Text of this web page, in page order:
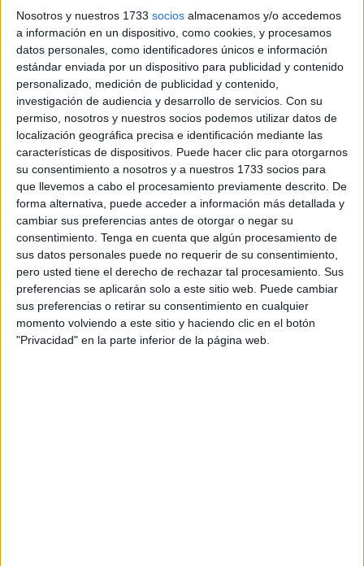
Nosotros y nuestros 1733 socios almacenamos y/o accedemos
a información en un dispositivo, como cookies, y procesamos
datos personales, como identificadores únicos e información
estándar enviada por un dispositivo para publicidad y contenido
personalizado, medición de publicidad y contenido,
investigación de audiencia y desarrollo de servicios. Con su
permiso, nosotros y nuestros socios podemos utilizar datos de
localización geográfica precisa e identificación mediante las
características de dispositivos. Puede hacer clic para otorgarnos
su consentimiento a nosotros y a nuestros 1733 socios para
que llevemos a cabo el procesamiento previamente descrito. De
forma alternativa, puede acceder a información más detallada y
cambiar sus preferencias antes de otorgar o negar su
consentimiento. Tenga en cuenta que algún procesamiento de
sus datos personales puede no requerir de su consentimiento,
pero usted tiene el derecho de rechazar tal procesamiento. Sus
preferencias se aplicarán solo a este sitio web. Puede cambiar
sus preferencias o retirar su consentimiento en cualquier
momento volviendo a este sitio y haciendo clic en el botón
"Privacidad" en la parte inferior de la página web.
de responsabilidad civil solidaria de la Agrupación Mutural
Aseguradora, se fija una cuantía de 400.000 euros más
intereses, tal y como se recoge en la sentencia a cuyo
contenido íntegro ha tenido acceso El Faro de Ceuta, en la
que no se contemplan medidas de inhabilitación para
ejercer la profesión.
Fiscalía había solicitado una pena de 3 años de
prisión, al considerar la existencia de un delito de
homicidio por imprudencia grave así como una
inhabilitación de 5 años; petición similar a la que formuló
la Acusación Particular.
La magistrada considera probado que el acusado
“diagnosticó erróneamente” al capitán S.B. de dolor
torácico “con coronarias sin lesiones, cuando en realidad
padecía un angor de esfuerzo”. En consecuencia con ese
mal diagnóstico, no le restringió la práctica de actividad